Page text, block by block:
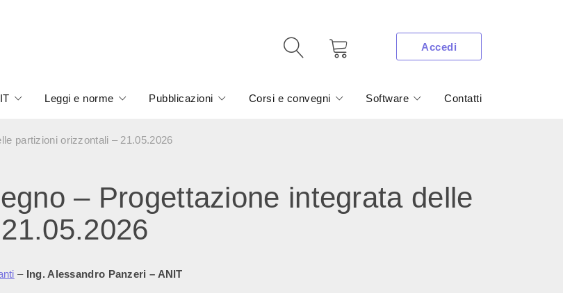
Accedi
Leggi e norme Pubblicazioni Corsi e convegni Software Contatti
partizioni orizzontali – 21.05.2026
– Progettazione integrata delle
– Ing. Alessandro Panzeri – ANIT